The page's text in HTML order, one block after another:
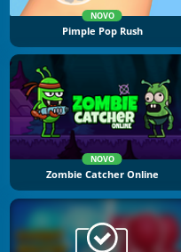
NOVO
Pimple Pop Rush
NOVO
Zombie Catcher Online